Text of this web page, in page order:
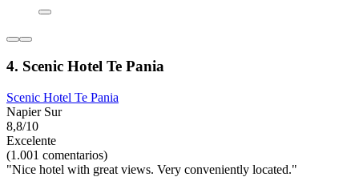
4. Scenic Hotel Te Pania
Scenic Hotel Te Pania
Napier Sur
8,8/10
Excelente
(1.001 comentarios)
"Nice hotel with great views. Very conveniently located."